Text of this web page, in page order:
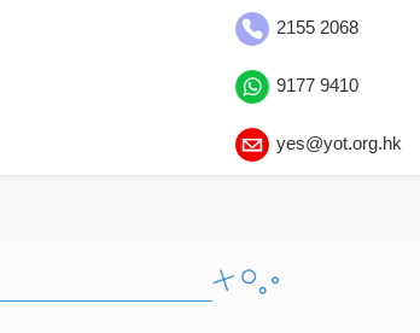
2155 2068
9177 9410
yes@yot.org.hk